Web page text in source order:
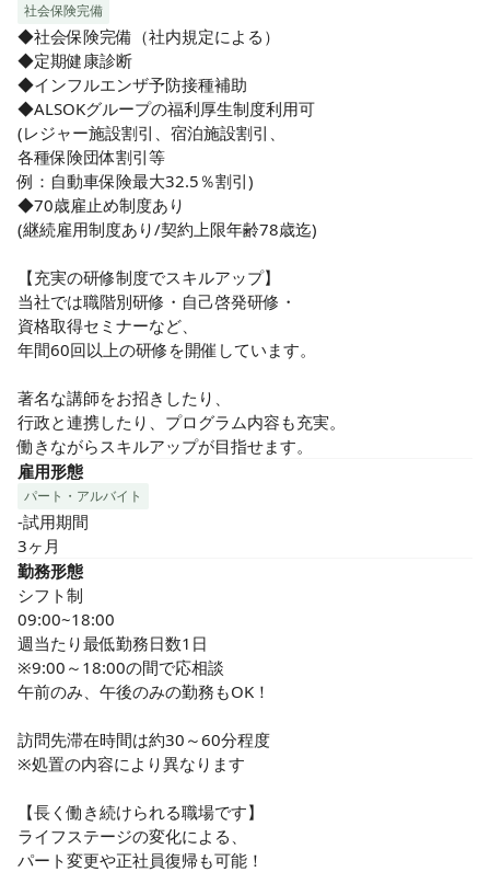
育児中で家事と両立したい方も歓迎します。
「未経験でも安心」しっかりしたフォロー体制で、業務をサ
ポートします。
初心者からベテランまで様々なスタッフが在籍。
新人向けの研修もあり、
業務は先輩スタッフがしっかり教えるので、
看護師経験の浅い方、
訪問看護が未経験の方
でも安心して始めることができます。
社会保険完備
◆社会保険完備（社内規定による）
◆定期健康診断
◆インフルエンザ予防接種補助
◆ALSOKグループの福利厚生制度利用可
(レジャー施設割引、宿泊施設割引、
各種保険団体割引等
例：自動車保険最大32.5％割引)
◆70歳雇止め制度あり
(継続雇用制度あり/契約上限年齢78歳迄)
【充実の研修制度でスキルアップ】
当社では職階別研修・自己啓発研修・
資格取得セミナーなど、
年間60回以上の研修を開催しています。
著名な講師をお招きしたり、
行政と連携したり、プログラム内容も充実。
働きながらスキルアップが目指せます。
雇用形態
パート・アルバイト
-試用期間
3ヶ月
勤務形態
シフト制
09:00~18:00
週当たり最低勤務日数1日
※9:00～18:00の間で応相談
午前のみ、午後のみの勤務もOK！
訪問先滞在時間は約30～60分程度
※処置の内容により異なります
【長く働き続けられる職場です】
ライフステージの変化による、
パート変更や正社員復帰も可能！